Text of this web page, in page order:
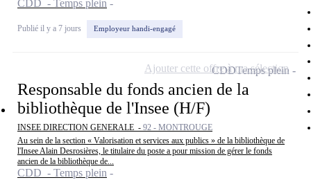
CDD - Temps plein
Publié il y a 7 jours Employeur handi-engagé
Responsable du fonds ancien de la
bibliothèque de l'Insee (H/F)
INSEE DIRECTION GENERALE - 92 - MONTROUGE
Au sein de la section « Valorisation et services aux publics » de la bibliothèque de
l'Insee Alain Desrosières, le titulaire du poste a pour mission de gérer le fonds
ancien de la bibliothèque de...
CDD - Temps plein
CDDTemps plein
Ajouter cette offre à ma sélection